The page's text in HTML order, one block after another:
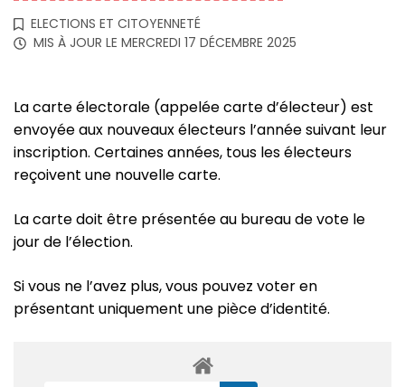
ELECTIONS ET CITOYENNETÉ
MIS À JOUR LE MERCREDI 17 DÉCEMBRE 2025
La carte électorale (appelée carte d’électeur) est
envoyée aux nouveaux électeurs l’année suivant leur
inscription. Certaines années, tous les électeurs
reçoivent une nouvelle carte.
La carte doit être présentée au bureau de vote le
jour de l’élection.
Si vous ne l’avez plus, vous pouvez voter en
présentant uniquement une pièce d’identité.